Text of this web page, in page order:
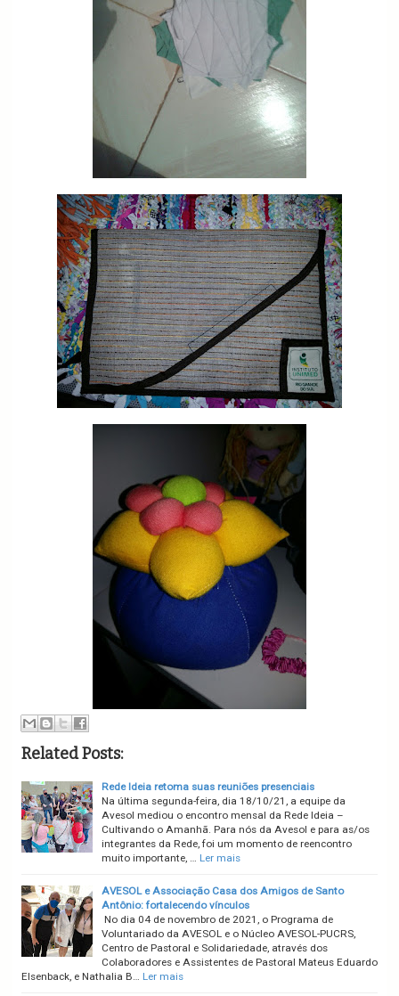
Related Posts:
Rede Ideia retoma suas reuniões presenciais
Na última segunda-feira, dia 18/10/21, a equipe da
Avesol mediou o encontro mensal da Rede Ideia –
Cultivando o Amanhã. Para nós da Avesol e para as/os
integrantes da Rede, foi um momento de reencontro
muito importante, … Ler mais
AVESOL e Associação Casa dos Amigos de Santo
Antônio: fortalecendo vínculos
No dia 04 de novembro de 2021, o Programa de
Voluntariado da AVESOL e o Núcleo AVESOL-PUCRS,
Centro de Pastoral e Solidariedade, através dos
Colaboradores e Assistentes de Pastoral Mateus Eduardo
Elsenback, e Nathalia B… Ler mais